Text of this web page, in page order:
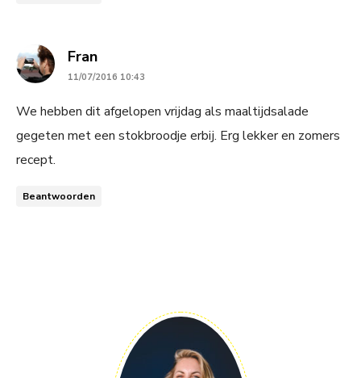
Fransays:
11/07/2016 10:43
We hebben dit afgelopen vrijdag als maaltijdsalade
gegeten met een stokbroodje erbij. Erg lekker en zomers
recept.
Beantwoorden